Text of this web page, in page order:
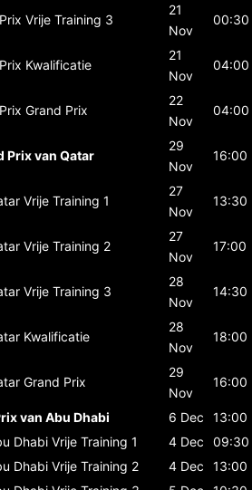
Vrije Training 3
21
Nov
00:30
Kwalificatie
21
Nov
04:00
Grand Prix
22
Nov
04:00
Prix van Qatar
29
Nov
16:00
Vrije Training 1
27
Nov
13:30
Vrije Training 2
27
Nov
17:00
Vrije Training 3
28
Nov
14:30
Kwalificatie
28
Nov
18:00
Grand Prix
29
Nov
16:00
van Abu Dhabi 6 Dec
13:00
Dhabi Vrije Training 1 4 Dec
09:30
Dhabi Vrije Training 2 4 Dec
13:00